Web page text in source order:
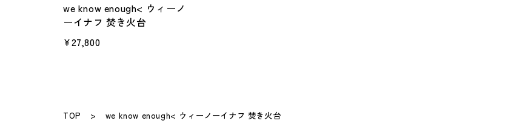
we know enough< ウィーノ
ーイナフ 焚き火台
¥27,800
TOP we know enough< ウィーノーイナフ 焚き火台